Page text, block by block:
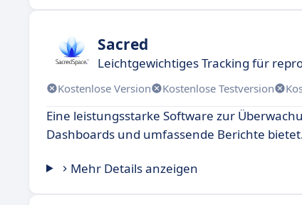
Sacred
Leichtgewichtiges Tracking für
Kostenlose Version Kostenlose Testversion
Eine leistungsstarke Software zur
Dashboards und umfassende Berichte
Mehr Details anzeigen